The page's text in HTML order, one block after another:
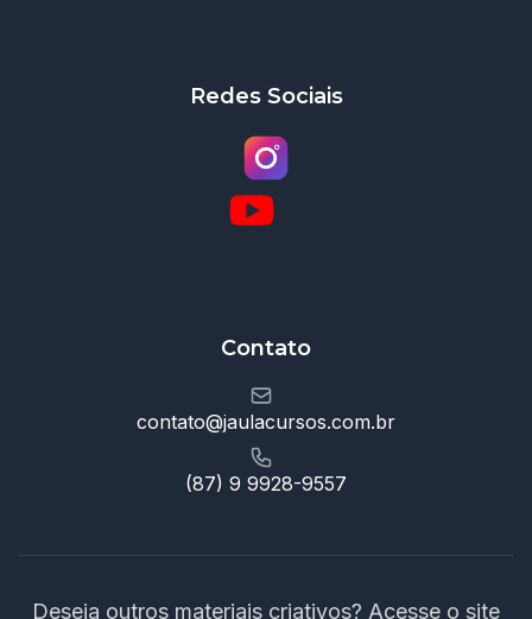
Redes Sociais
Contato
contato@jaulacursos.com.br
(87) 9 9928-9557
Deseja outros materiais criativos? Acesse o site